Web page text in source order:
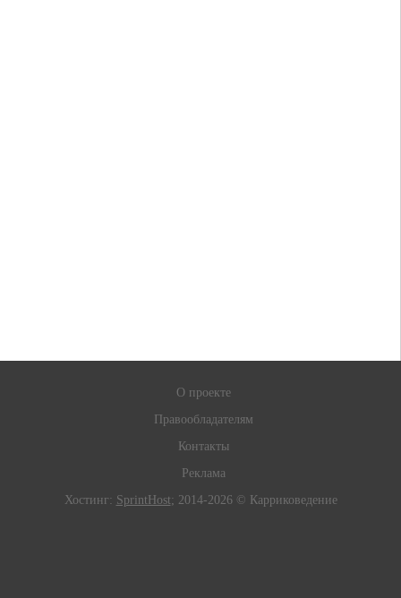
О проекте
Правообладателям
Контакты
Реклама
Хостинг: SprintHost; 2014-2026 © Карриковедение